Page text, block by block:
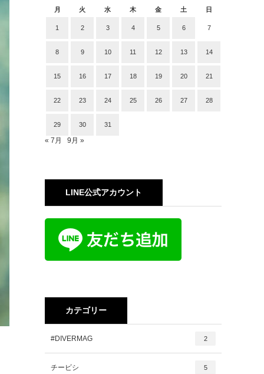
月
火 水 木 金 土 日
1 2 3 4 5 6 7
8 9 10 11 12 13 14
15 16 17 18 19 20 21
22 23 24 25 26 27 28
29 30 31
« 7月 9月 »
LINE公式アカウント
カテゴリー
#DIVERMAG 2
チービシ 5